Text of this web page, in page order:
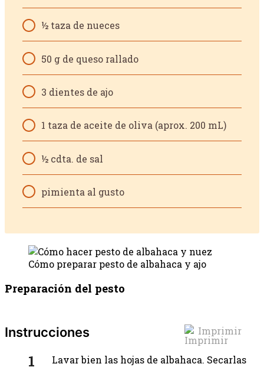
½ taza de nueces
50 g de queso rallado
3 dientes de ajo
1 taza de aceite de oliva (aprox. 200 mL)
½ cdta. de sal
pimienta al gusto
Cómo preparar pesto de albahaca y ajo
Preparación del pesto
Imprimir
Instrucciones
Lavar bien las hojas de albahaca. Secarlas